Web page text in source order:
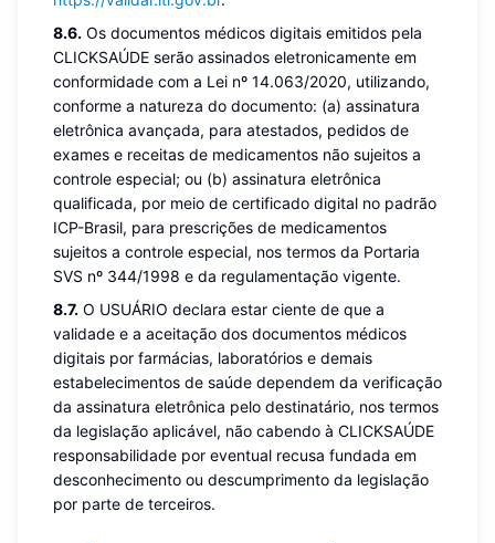
8.6. Os documentos médicos digitais emitidos pela
CLICKSAÚDE serão assinados eletronicamente em
conformidade com a Lei nº 14.063/2020, utilizando,
conforme a natureza do documento: (a) assinatura
eletrônica avançada, para atestados, pedidos de
exames e receitas de medicamentos não sujeitos a
controle especial; ou (b) assinatura eletrônica
qualificada, por meio de certificado digital no padrão
ICP-Brasil, para prescrições de medicamentos
sujeitos a controle especial, nos termos da Portaria
SVS nº 344/1998 e da regulamentação vigente.
8.7. O USUÁRIO declara estar ciente de que a
validade e a aceitação dos documentos médicos
digitais por farmácias, laboratórios e demais
estabelecimentos de saúde dependem da verificação
da assinatura eletrônica pelo destinatário, nos termos
da legislação aplicável, não cabendo à CLICKSAÚDE
responsabilidade por eventual recusa fundada em
desconhecimento ou descumprimento da legislação
por parte de terceiros.